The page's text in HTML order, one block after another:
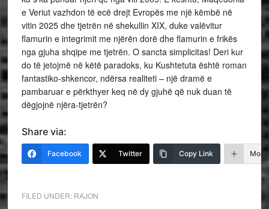
e Veriut vazhdon të ecë drejt Evropës me një këmbë në
vitin 2025 dhe tjetrën në shekullin XIX, duke valëvitur
flamurin e integrimit me njërën dorë dhe flamurin e frikës
nga gjuha shqipe me tjetrën. O sancta simplicitas! Deri kur
do të jetojmë në këtë paradoks, ku Kushtetuta është roman
fantastiko-shkencor, ndërsa realiteti – një dramë e
pambaruar e përkthyer keq në dy gjuhë që nuk duan të
dëgjojnë njëra-tjetrën?
Share via:
Facebook Twitter Copy Link More
FILED UNDER: RAJON